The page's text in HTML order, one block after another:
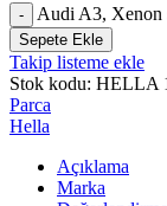
Audi A3, Xenon
Sepete Ekle
Takip listeme ekle
Stok kodu: HELLA
Parca
Hella
Açıklama
Marka